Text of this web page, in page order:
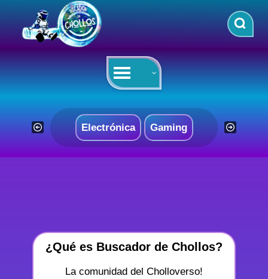
contenido
Electrónica Gaming
¿Qué es Buscador de Chollos?
La comunidad del Cholloverso!